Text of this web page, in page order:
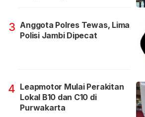
3 Anggota Polres Tewas, Lima
Polisi Jambi Dipecat
4 Leapmotor Mulai Perakitan
Lokal B10 dan C10 di
Purwakarta